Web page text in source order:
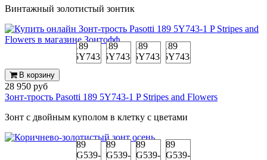
Винтажный золотистый зонтик
В корзину
28 950 руб
Зонт-трость Pasotti 189 5Y743-1 P Stripes and Flowers
Зонт с двойным куполом в клетку с цветами